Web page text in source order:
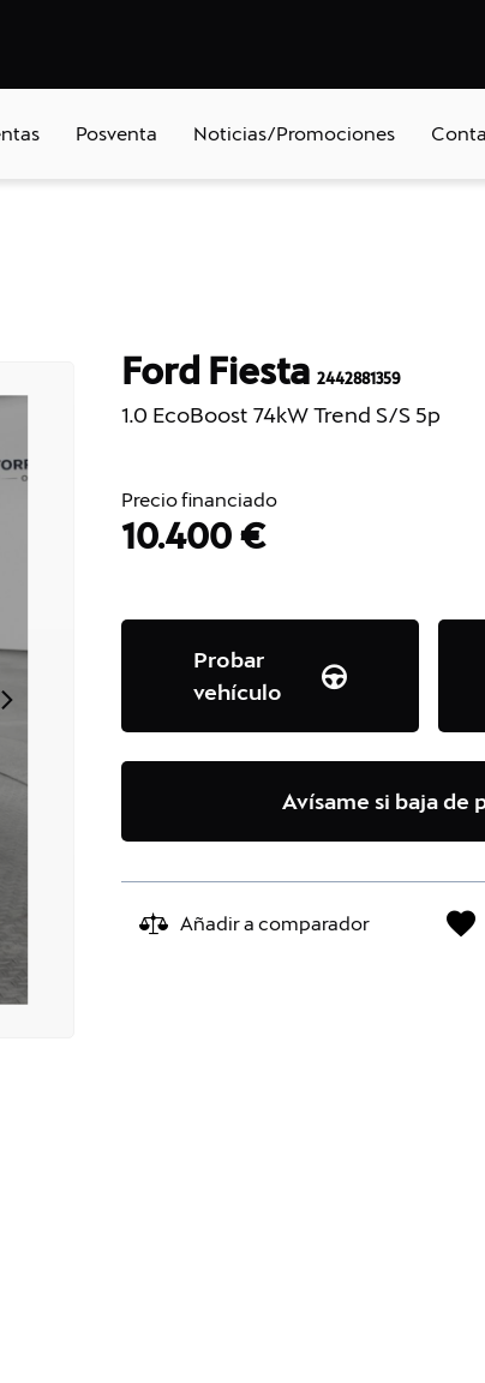
Posventa Noticias/Promociones
Ford Fiesta 2442881359
1.0 EcoBoost 74kW Trend S/S 5p
Precio financiado
10.400 €
Probar
vehículo
Avísame si baja de
Añadir a comparador